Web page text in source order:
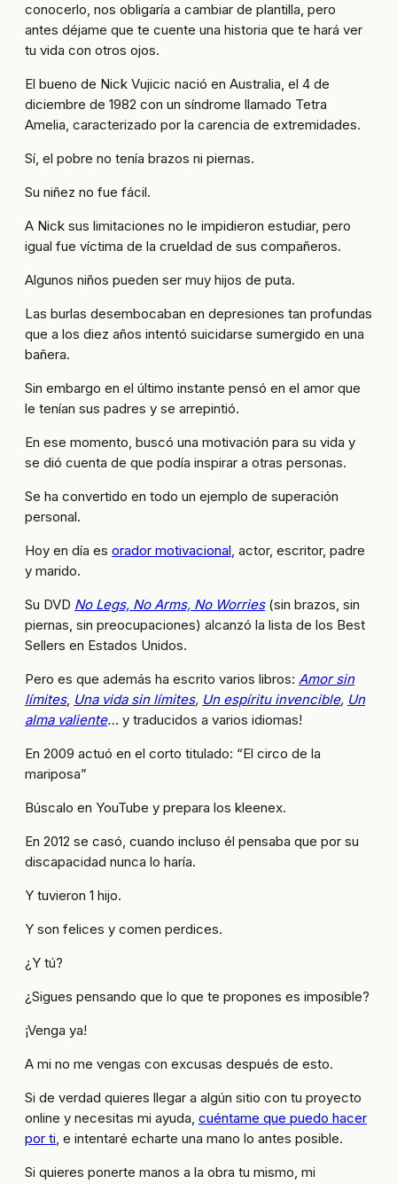
conocerlo, nos obligaría a cambiar de plantilla, pero
antes déjame que te cuente una historia que te hará ver
tu vida con otros ojos.
El bueno de Nick Vujicic nació en Australia, el 4 de
diciembre de 1982 con un síndrome llamado Tetra
Amelia, caracterizado por la carencia de extremidades.
Sí, el pobre no tenía brazos ni piernas.
Su niñez no fue fácil.
A Nick sus limitaciones no le impidieron estudiar, pero
igual fue víctima de la crueldad de sus compañeros.
Algunos niños pueden ser muy hijos de puta.
Las burlas desembocaban en depresiones tan profundas
que a los diez años intentó suicidarse sumergido en una
bañera.
Sin embargo en el último instante pensó en el amor que
le tenían sus padres y se arrepintió.
En ese momento, buscó una motivación para su vida y
se dió cuenta de que podía inspirar a otras personas.
Se ha convertido en todo un ejemplo de superación
personal.
Hoy en día es orador motivacional, actor, escritor, padre
y marido.
Su DVD No Legs, No Arms, No Worries(sin brazos, sin
piernas, sin preocupaciones) alcanzó la lista de los Best
Sellers en Estados Unidos.
Pero es que además ha escrito varios libros: Amor sin
límites, Una vida sin límites, Un espíritu invencible, Un
alma valiente… y traducidos a varios idiomas!
En 2009 actuó en el corto titulado: “El circo de la
mariposa”
Búscalo en YouTube y prepara los kleenex.
En 2012 se casó, cuando incluso él pensaba que por su
discapacidad nunca lo haría.
Y tuvieron 1 hijo.
Y son felices y comen perdices.
¿Y tú?
¿Sigues pensando que lo que te propones es imposible?
¡Venga ya!
A mi no me vengas con excusas después de esto.
Si de verdad quieres llegar a algún sitio con tu proyecto
online y necesitas mi ayuda, cuéntame que puedo hacer
por ti, e intentaré echarte una mano lo antes posible.
Si quieres ponerte manos a la obra tu mismo, mi